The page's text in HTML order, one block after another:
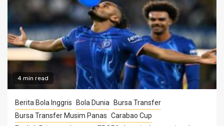
4 min read
Berita Bola Inggris Bola Dunia
Bursa Transfer
Bursa Transfer Musim Panas Carabao Cup